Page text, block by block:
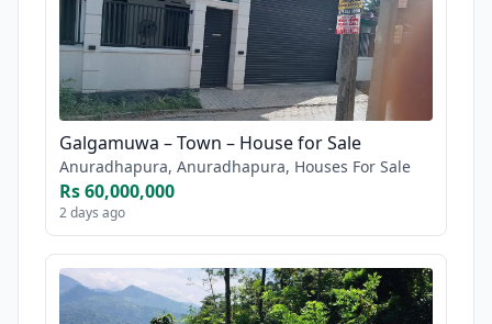
Galgamuwa – Town – House for Sale
Anuradhapura, Anuradhapura, Houses For Sale
Rs 60,000,000
2 days ago